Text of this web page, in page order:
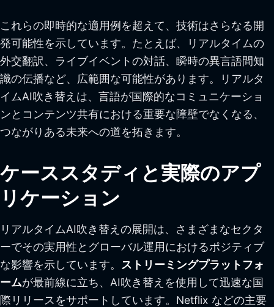
これらの即時的な適用例を超えて、技術はさらなる開
発可能性を示しています。たとえば、リアルタイムの
外交翻訳、ライブイベントの対話、瞬時の異言語間知
識の伝播など、広範囲な可能性があります。リアルタ
イムAI吹き替えは、言語が国際的なコミュニケーショ
ンとコンテンツ共有における重要な障壁でなくなる、
つながりある未来への道を拓きます。
ケーススタディと実際のアプ
リケーション
リアルタイムAI吹き替えの展開は、さまざまなセクタ
ーでその実用性とグローバル運用におけるポジティブ
な影響を示しています。 ストリーミングプラットフォ
ームが最前線に立ち、AI吹き替えを使用して迅速な国
際リリースをサポートしています。Netflix などの主要